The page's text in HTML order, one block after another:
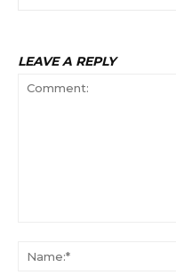
LEAVE A REPLY